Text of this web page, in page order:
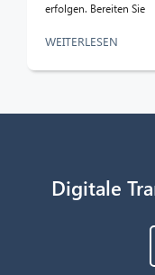
erfolgen. Bereiten Sie
WEITERLESEN
Digitale